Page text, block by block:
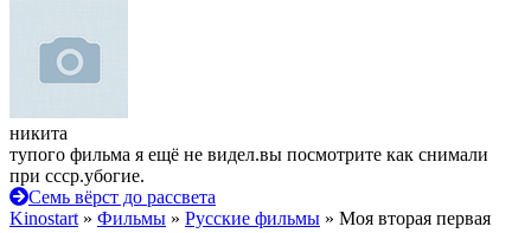
никита
тупого фильма я ещё не видел.вы посмотрите как снимали
при ссср.убогие.
Семь вёрст до рассвета
Kinostart » Фильмы » Русские фильмы » Моя вторая первая